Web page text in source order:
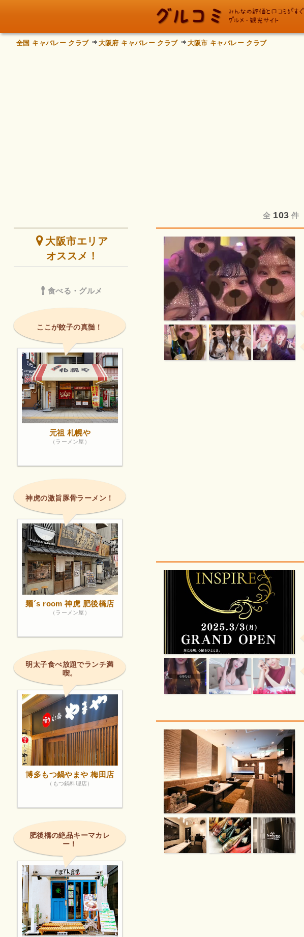
全国 キャバレー クラブ 大阪府 キャバレー クラブ 大阪市 キャバレー クラブ
全 103 件
大阪市エリア
オススメ！
食べる・グルメ
ここが餃子の真髄！
元祖 札幌や
（ラーメン屋）
神虎の激旨豚骨ラーメン！
麺´s room 神虎 肥後橋店
（ラーメン屋）
明太子食べ放題でランチ満
喫。
博多もつ鍋やまや 梅田店
（もつ鍋料理店）
肥後橋の絶品キーマカレ
ー！